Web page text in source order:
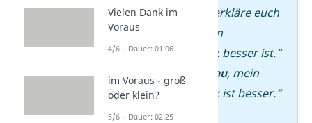
–Person A: „Ich erkläre euch
jetzt, warum mein
Musikgeschmack besser ist.“
–
Person B: „ Sybau, mein
Musikgeschmack ist besser.“
imChatverlauf
Vielen Dank im
Voraus
4/6 – Dauer: 01:06
im Voraus - groß
oder klein?
5/6 – Dauer: 02:25